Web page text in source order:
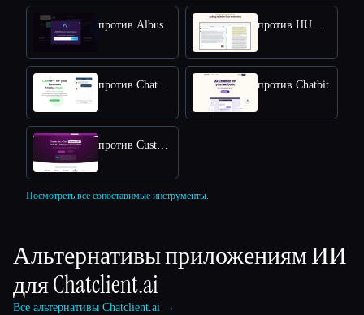
против Albus против HUMATA
против Chatsimple против Chatbit
против CustomGPT
Посмотреть все сопоставимые инструменты.
Альтернативы приложениям ИИ
дляChatclient.ai
Все альтернативы Chatclient.ai →